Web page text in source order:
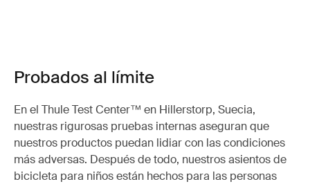
Probados al límite
En el Thule Test Center™ en Hillerstorp, Suecia,
nuestras rigurosas pruebas internas aseguran que
nuestros productos puedan lidiar con las condiciones
más adversas. Después de todo, nuestros asientos de
bicicleta para niños están hechos para las personas